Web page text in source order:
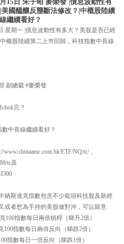
15日 朱子昭 麥榮發 |債息波動性有
國醞釀反壟斷法修改？|中概股陸續
繼續看好？
星期一 |債息波動性有多大？美股是否已經
概股陸續第二上市回歸，科技指數中長線
副總裁 #麥榮發
完？
中長線繼續看好？
ETF/NQ/tc/ 、
tc及
納斯達克指數包含不少龍頭科技股及新經
或者想為手持的美股做對沖，可以留意:
100指數每日兩倍槓桿（睇升2倍）
100指數每日兩倍反向（睇跌2倍）
指數每日一倍反向（睇跌1倍）